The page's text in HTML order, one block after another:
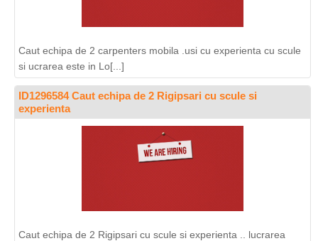
Caut echipa de 2 carpenters mobila .usi cu experienta cu scule
si ucrarea este in Lo[...]
ID1296584 Caut echipa de 2 Rigipsari cu scule si
experienta
Caut echipa de 2 Rigipsari cu scule si experienta .. lucrarea